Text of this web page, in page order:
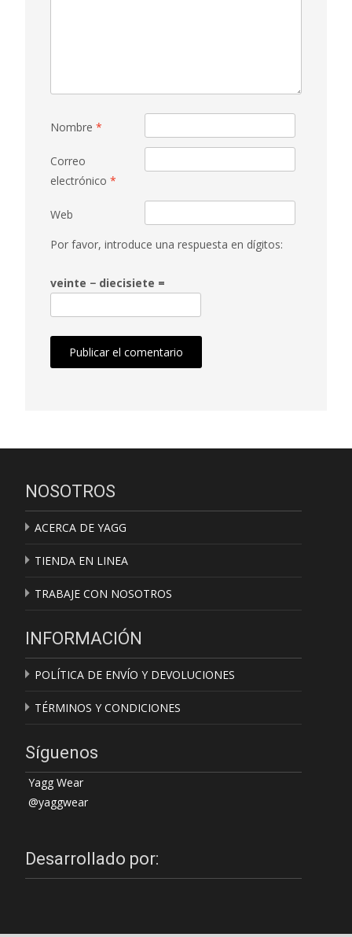
Nombre *
Correo
electrónico *
Web
Por favor, introduce una respuesta en dígitos:
veinte − diecisiete =
NOSOTROS
ACERCA DE YAGG
TIENDA EN LINEA
TRABAJE CON NOSOTROS
INFORMACIÓN
POLÍTICA DE ENVÍO Y DEVOLUCIONES
TÉRMINOS Y CONDICIONES
Síguenos
Yagg Wear
@yaggwear
Desarrollado por: